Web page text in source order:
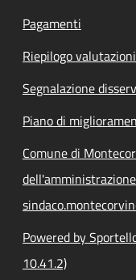
Pagamenti
Riepilogo valutazioni
Segnalazione
Piano di
Comune di
Powered by
10.41.2)